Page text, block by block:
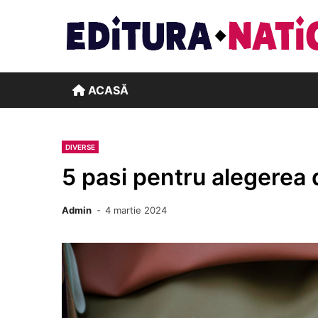
ACASĂ
DIVERSE
5 pasi pentru
Admin 4 martie 2024